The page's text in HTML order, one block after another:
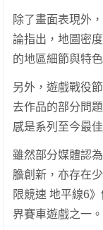
除了畫面表現外
論指出，地圖密
的地區細節與特
另外，遊戲戰役
去作品的部分問
感是系列至今最
雖然部分媒體認
膽創新，亦存在
限競速 地平線6
界賽車遊戲之一。